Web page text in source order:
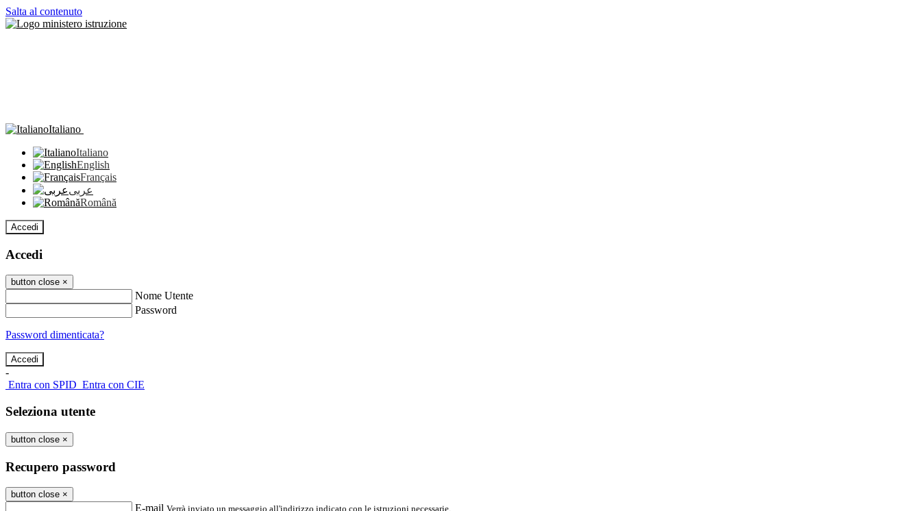
Salta al contenuto
Italiano
Italiano
English
Français
عربى
Română
Accedi
Accedi
button close ×
Nome Utente
Password
Password dimenticata?
-
Entra con SPID Entra con CIE
Seleziona utente
button close ×
Recupero password
button close ×
E-mail Verrà inviato un messaggio all'indirizzo indicato con le istruzioni necessarie.